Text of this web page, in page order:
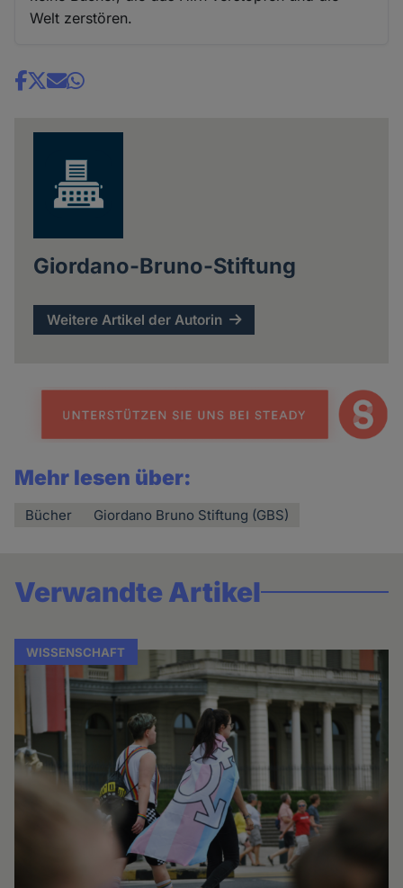
Welt zerstören.
Share
Giordano-Bruno-Stiftung
Weitere Artikel der Autorin
Mehr lesen über:
Bücher Giordano Bruno Stiftung (GBS)
Verwandte Artikel
WISSENSCHAFT